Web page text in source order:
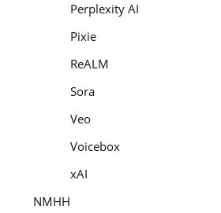
Perplexity AI
Pixie
ReALM
Sora
Veo
Voicebox
xAI
NMHH